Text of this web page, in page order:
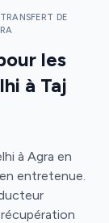
TRANSFERT DE
les
à Taj
à Agra en
entretenue.